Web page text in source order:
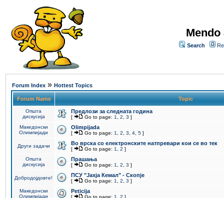
Search
Forum Index » Hottest Topics
Forum Name Topic
Општа
дискусија
Предлози за следната година
[ Go to page: 1 2 3 ]
Македонски
Олимпијади
Olimpijada
[ Go to page: 1 2 3 4 5 ]
Други задачи Во врска со електронските натпревари кои се во тек
[ Go to page: 1 2 ]
Општа
дискусија
Прашања
[ Go to page: 1 2 3 ]
Добродојдовте! ПCУ "Јахја Кемал" - Скопје
[ Go to page: 1 2 3 ]
Македонски
Олимпијади
Peticija
[ Go to page: 1 2 ]